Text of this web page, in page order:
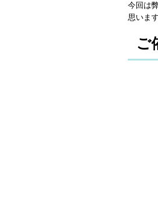
今回は
思います
ご